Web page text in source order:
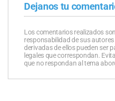
Dejanos tu
Los comentarios realizados
responsabilidad de sus
derivadas de ellos pueden ser
legales que correspondan.
que no respondan al tema